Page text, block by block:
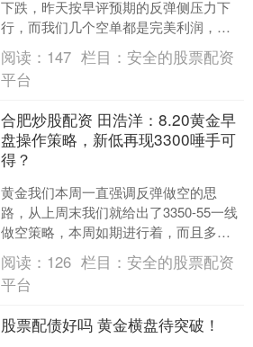
下跌，昨天按早评预期的反弹侧压力下
行，而我们几个空单都是完美利润，对
于今天来看，日图价格仍然运行于下降
趋势线下方，短期压制在....
阅读： 147 栏目：安全的股票配资
平台
合肥炒股配资 田浩洋：8.20黄金早
盘操作策略，新低再现3300唾手可
得？
黄金我们本周一直强调反弹做空的思
路，从上周末我们就给出了3350-55一线
做空策略，本周如期进行着，而且多次
告诫大家3330一线突破是迟早的事，也
和很多朋友交流....
阅读： 126 栏目：安全的股票配资
平台
股票配债好吗 黄金横盘待突破！